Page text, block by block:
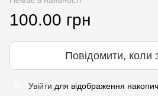
100.00 грн
Повідомити, коли
Увійти для відображення